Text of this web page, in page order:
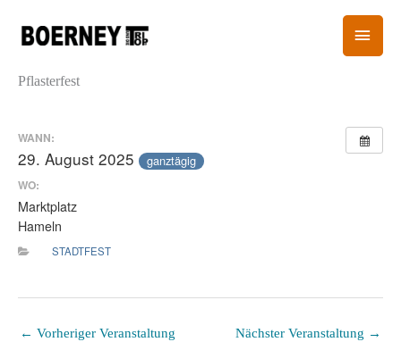
Inhalt
Pflasterfest
WANN:
29. August 2025 ganztägig
WO:
Marktplatz
Hameln
STADTFEST
← Vorheriger Veranstaltung Nächster Veranstaltung →